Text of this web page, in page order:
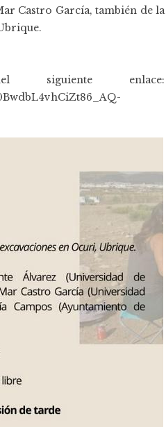
Castro García, también de la
siguiente enlace: